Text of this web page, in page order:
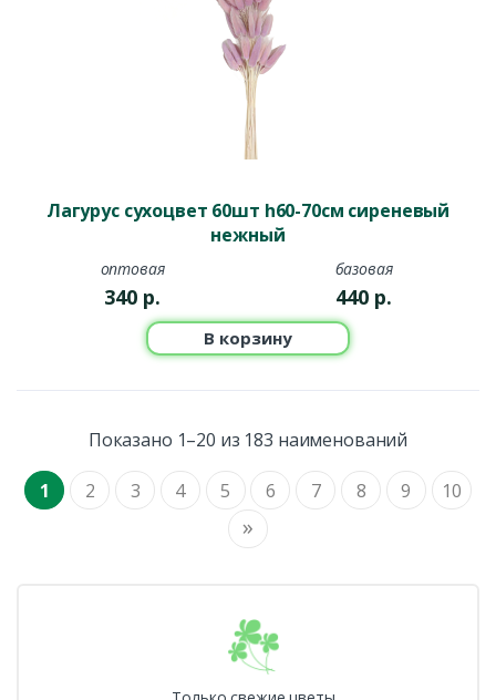
Лагурус сухоцвет 60шт h60-70см сиреневый
нежный
оптовая
340 р.
базовая
440 р.
В корзину
Показано 1–20 из 183 наименований
1 2 3 4 5 6 7 8 9 10
»